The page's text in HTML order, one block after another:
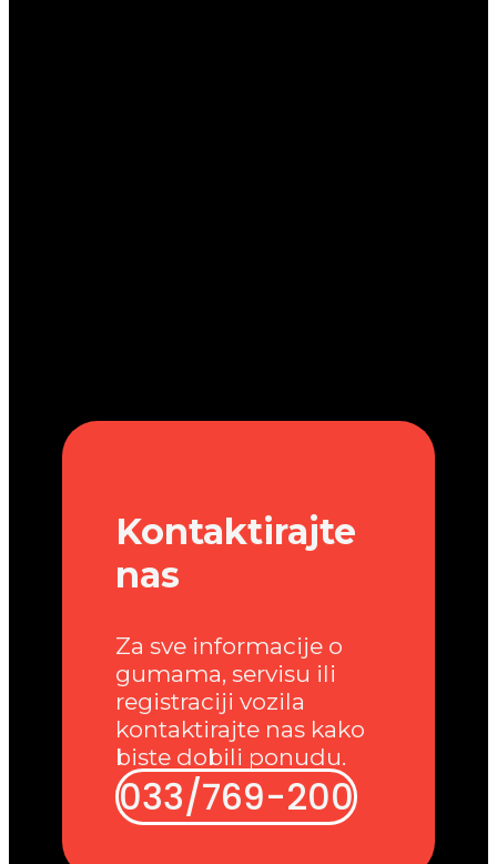
Kontaktirajte
nas
Za sve informacije o
gumama, servisu ili
registraciji vozila
kontaktirajte nas kako
biste dobili ponudu.
033/769-200